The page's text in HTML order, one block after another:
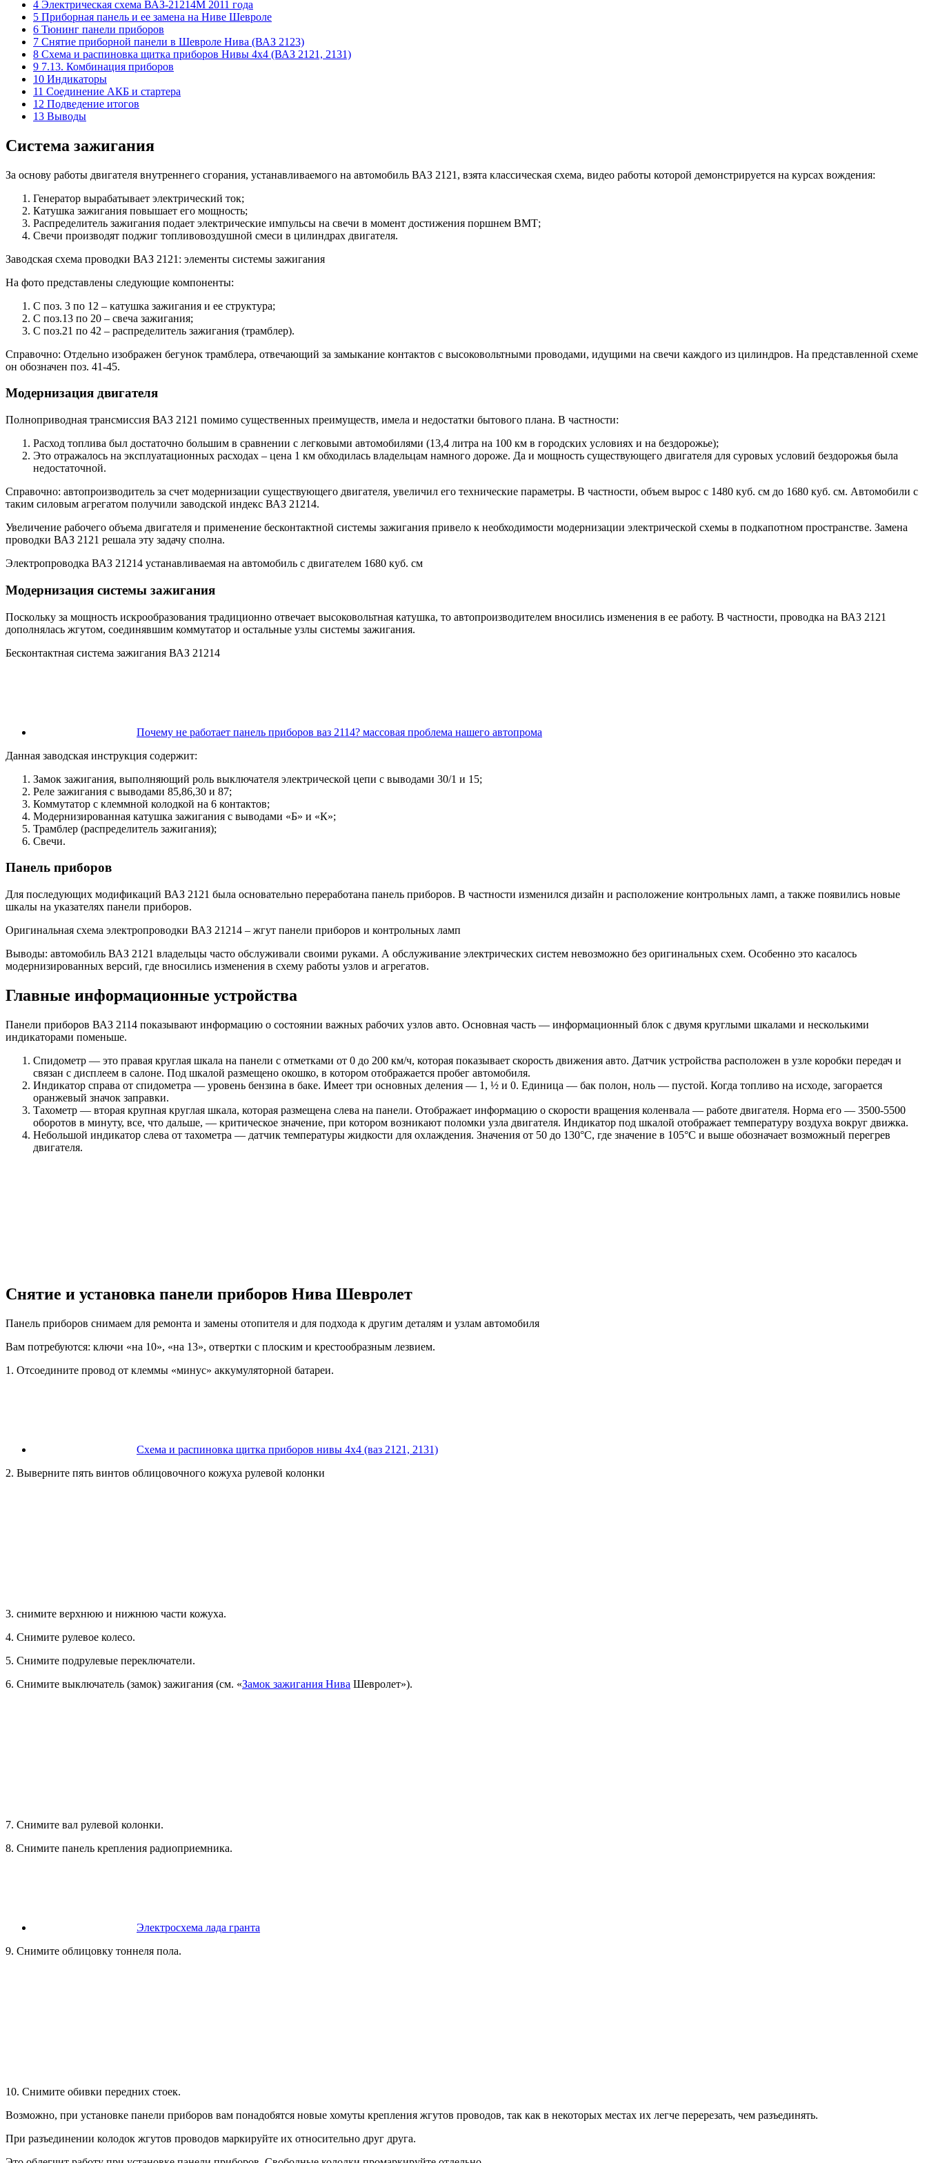
4 Электрическая схема ВАЗ-21214М 2011 года
5 Приборная панель и ее замена на Ниве Шевроле
6 Тюнинг панели приборов
7 Снятие приборной панели в Шевроле Нива (ВАЗ 2123)
8 Схема и распиновка щитка приборов Нивы 4х4 (ВАЗ 2121, 2131)
9 7.13. Комбинация приборов
10 Индикаторы
11 Соединение АКБ и стартера
12 Подведение итогов
13 Выводы
Система зажигания
За основу работы двигателя внутреннего сгорания, устанавливаемого на автомобиль ВАЗ 2121, взята классическая схема, видео работы которой демонстрируется на курсах вождения:
Генератор вырабатывает электрический ток;
Катушка зажигания повышает его мощность;
Распределитель зажигания подает электрические импульсы на свечи в момент достижения поршнем ВМТ;
Свечи производят поджиг топливовоздушной смеси в цилиндрах двигателя.
Заводская схема проводки ВАЗ 2121: элементы системы зажигания
На фото представлены следующие компоненты:
С поз. 3 по 12 – катушка зажигания и ее структура;
С поз.13 по 20 – свеча зажигания;
С поз.21 по 42 – распределитель зажигания (трамблер).
Справочно: Отдельно изображен бегунок трамблера, отвечающий за замыкание контактов с высоковольтными проводами, идущими на свечи каждого из цилиндров. На представленной схеме
он обозначен поз. 41-45.
Модернизация двигателя
Полноприводная трансмиссия ВАЗ 2121 помимо существенных преимуществ, имела и недостатки бытового плана. В частности:
Расход топлива был достаточно большим в сравнении с легковыми автомобилями (13,4 литра на 100 км в городских условиях и на бездорожье);
Это отражалось на эксплуатационных расходах – цена 1 км обходилась владельцам намного дороже. Да и мощность существующего двигателя для суровых условий бездорожья была
недостаточной.
Справочно: автопроизводитель за счет модернизации существующего двигателя, увеличил его технические параметры. В частности, объем вырос с 1480 куб. см до 1680 куб. см. Автомобили с
таким силовым агрегатом получили заводской индекс ВАЗ 21214.
Увеличение рабочего объема двигателя и применение бесконтактной системы зажигания привело к необходимости модернизации электрической схемы в подкапотном пространстве. Замена
проводки ВАЗ 2121 решала эту задачу сполна.
Электропроводка ВАЗ 21214 устанавливаемая на автомобиль с двигателем 1680 куб. см
Модернизация системы зажигания
Поскольку за мощность искрообразования традиционно отвечает высоковольтная катушка, то автопроизводителем вносились изменения в ее работу. В частности, проводка на ВАЗ 2121
дополнялась жгутом, соединявшим коммутатор и остальные узлы системы зажигания.
Бесконтактная система зажигания ВАЗ 21214
Почему не работает панель приборов ваз 2114? массовая проблема нашего автопрома
Данная заводская инструкция содержит:
Замок зажигания, выполняющий роль выключателя электрической цепи с выводами 30/1 и 15;
Реле зажигания с выводами 85,86,30 и 87;
Коммутатор с клеммной колодкой на 6 контактов;
Модернизированная катушка зажигания с выводами «Б» и «К»;
Трамблер (распределитель зажигания);
Свечи.
Панель приборов
Для последующих модификаций ВАЗ 2121 была основательно переработана панель приборов. В частности изменился дизайн и расположение контрольных ламп, а также появились новые
шкалы на указателях панели приборов.
Оригинальная схема электропроводки ВАЗ 21214 – жгут панели приборов и контрольных ламп
Выводы: автомобиль ВАЗ 2121 владельцы часто обслуживали своими руками. А обслуживание электрических систем невозможно без оригинальных схем. Особенно это касалось
модернизированных версий, где вносились изменения в схему работы узлов и агрегатов.
Главные информационные устройства
Панели приборов ВАЗ 2114 показывают информацию о состоянии важных рабочих узлов авто. Основная часть — информационный блок с двумя круглыми шкалами и несколькими
индикаторами поменьше.
Спидометр — это правая круглая шкала на панели с отметками от 0 до 200 км/ч, которая показывает скорость движения авто. Датчик устройства расположен в узле коробки передач и
связан с дисплеем в салоне. Под шкалой размещено окошко, в котором отображается пробег автомобиля.
Индикатор справа от спидометра — уровень бензина в баке. Имеет три основных деления — 1, ½ и 0. Единица — бак полон, ноль — пустой. Когда топливо на исходе, загорается
оранжевый значок заправки.
Тахометр — вторая крупная круглая шкала, которая размещена слева на панели. Отображает информацию о скорости вращения коленвала — работе двигателя. Норма его — 3500-5500
оборотов в минуту, все, что дальше, — критическое значение, при котором возникают поломки узла двигателя. Индикатор под шкалой отображает температуру воздуха вокруг движка.
Небольшой индикатор слева от тахометра — датчик температуры жидкости для охлаждения. Значения от 50 до 130°С, где значение в 105°С и выше обозначает возможный перегрев
двигателя.
Снятие и установка панели приборов Нива Шевролет
Панель приборов снимаем для ремонта и замены отопителя и для подхода к другим деталям и узлам автомобиля
Вам потребуются: ключи «на 10», «на 13», отвертки с плоским и крестообразным лезвием.
1. Отсоедините провод от клеммы «минус» аккумуляторной батареи.
Схема и распиновка щитка приборов нивы 4х4 (ваз 2121, 2131)
2. Выверните пять винтов облицовочного кожуха рулевой колонки
3. снимите верхнюю и нижнюю части кожуха.
4. Снимите рулевое колесо.
5. Снимите подрулевые переключатели.
6. Снимите выключатель (замок) зажигания (см. «Замок зажигания Нива Шевролет»).
7. Снимите вал рулевой колонки.
8. Снимите панель крепления радиоприемника.
Электросхема лада гранта
9. Снимите облицовку тоннеля пола.
10. Снимите обивки передних стоек.
Возможно, при установке панели приборов вам понадобятся новые хомуты крепления жгутов проводов, так как в некоторых местах их легче перерезать, чем разъединять.
При разъединении колодок жгутов проводов маркируйте их относительно друг друга.